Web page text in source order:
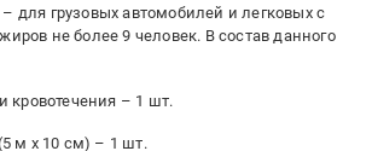
– для грузовых автомобилей и легковых с
не более 9 человек. В состав данного
кровотечения – 1 шт.
м х 10 см) – 1 шт.